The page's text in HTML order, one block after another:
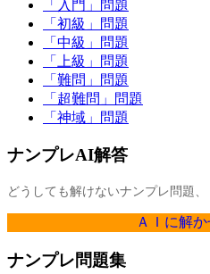
「入門」問題
「初級」問題
「中級」問題
「上級」問題
「難問」問題
「超難問」問題
「神域」問題
ナンプレAI解答
どうしても解けないナンプレ問題
ＡＩに解
ナンプレ問題集